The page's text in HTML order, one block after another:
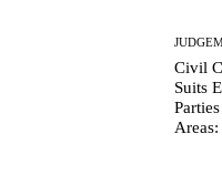
Civil
Suits